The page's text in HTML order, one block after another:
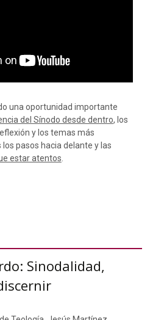
una oportunidad importante
del Sínodo desde dentro, los
y los temas más
pasos hacia delante y las
estar atentos
Sinodalidad,